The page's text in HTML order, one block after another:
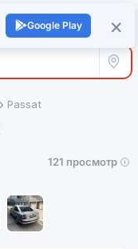
Войти +
Все
Passat
121 просмотр
×
Google Play